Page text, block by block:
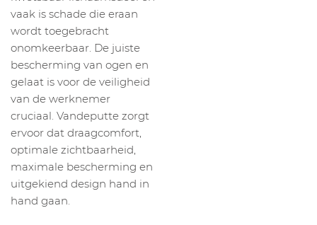
vaak is schade die eraan
wordt toegebracht
onomkeerbaar. De juiste
bescherming van ogen en
gelaat is voor de veiligheid
van de werknemer
cruciaal. Vandeputte zorgt
ervoor dat draagcomfort,
optimale zichtbaarheid,
maximale bescherming en
uitgekiend design hand in
hand gaan.